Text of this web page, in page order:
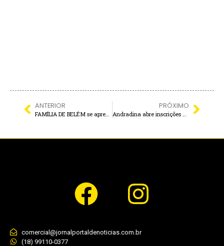
ANTERIOR PRÓXIMO
comercial@jornalportaldenoticias.com.br
(18) 99110-0377